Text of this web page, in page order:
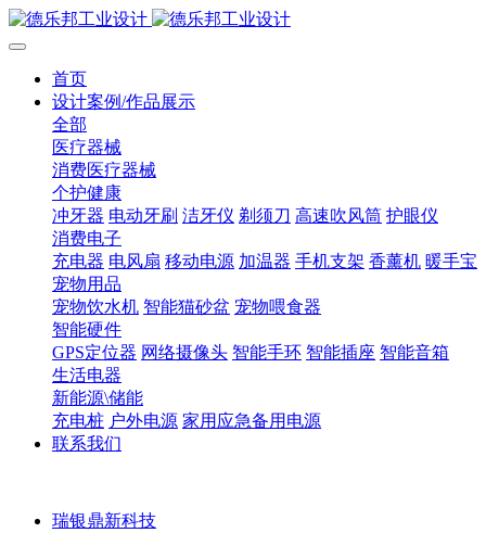
首页
设计案例/作品展示
全部
医疗器械
消费医疗器械
个护健康
冲牙器 电动牙刷 洁牙仪 剃须刀 高速吹风筒 护眼仪
消费电子
充电器 电风扇 移动电源 加温器 手机支架 香薰机 暖手宝
宠物用品
宠物饮水机 智能猫砂盆 宠物喂食器
智能硬件
GPS定位器 网络摄像头 智能手环 智能插座 智能音箱
生活电器
新能源\储能
充电桩 户外电源 家用应急备用电源
联系我们
瑞银鼎新科技